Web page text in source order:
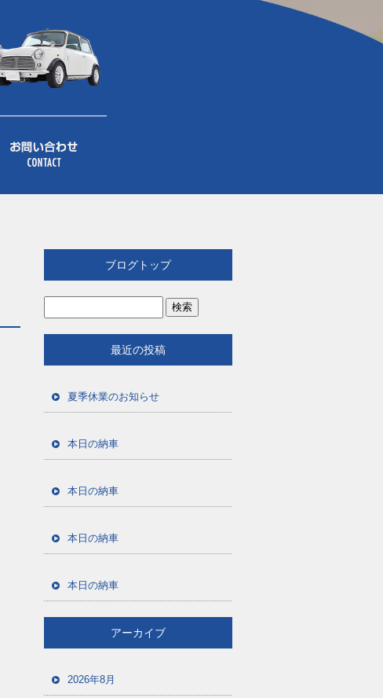
ブログトップ
最近の投稿
夏季休業のお知らせ
本日の納車
本日の納車
本日の納車
本日の納車
アーカイブ
2026年8月